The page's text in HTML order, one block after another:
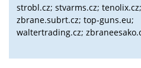
strobl.cz; stvarms.cz;
zbrane.subrt.cz; top-guns.eu;
waltertrading.cz;